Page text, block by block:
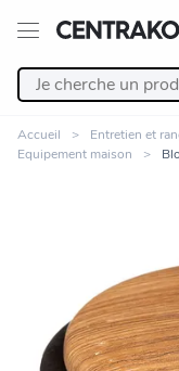
Linge de
Meuble
Accueil Entretien et
Equipement maison